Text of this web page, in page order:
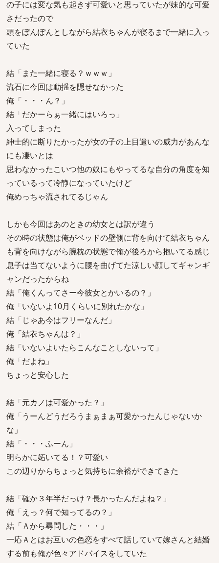
の子には変な気も起きず可愛いと思っていたが妹的な可愛
さだったので
頭をぽんぽんとしながら結衣ちゃんが寝るまで一緒に入っ
ていた
結「また一緒に寝る？ｗｗｗ」
流石に今回は動揺を隠せなかった
俺「・・・ん？」
結「だかーらぁ一緒にはいろっ」
入ってしまった
紳士的に断りたかったが女の子の上目遣いの威力があんな
にも凄いとは
思わなかったこいつ他の奴にもやってるな自分の角度を知
っているって冷静になっていたけど
俺めっちゃ流されてるじゃん
しかも今回はあのときの幼女とは訳が違う
その時の状態は俺がベッドの壁側に背を向けて結衣ちゃん
も背を向けながら腕枕の状態で俺が後ろから抱いてる感じ
息子は当てないように腰を曲げてた涼しい顔してギャンギ
ャンだったからね
結「俺くんってさー今彼女とかいるの？」
俺「いないよ10月くらいに別れたかな」
結「じゃあ今はフリーなんだ」
俺「結衣ちゃんは？」
結「いないよいたらこんなことしないって」
俺「だよね」
ちょっと安心した
結「元カノは可愛かった？」
俺「うーんどうだろうまぁまぁ可愛かったんじゃないか
な」
結「・・・ふーん」
明らかに妬いてる！？可愛い
この辺りからちょっと気持ちに余裕ができてきた
結「確か３年半だっけ？長かったんだよね？」
俺「えっ？何で知ってるの？」
結「Ａから尋問した・・・」
一応Ａとはお互いの色恋をすべて話していて嫁さんと結婚
する前も俺が色々アドバイスをしていた